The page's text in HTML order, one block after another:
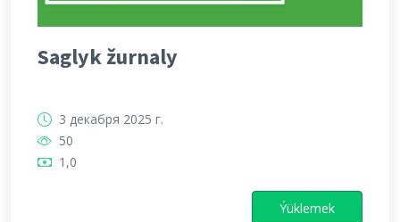
Saglyk žurnaly
3 декабря 2025 г.
50
1,0
Ýüklemek